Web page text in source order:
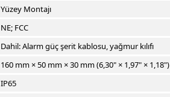
Yüzey Montajı
NE; FCC
Dahil: Alarm güç şerit kablosu, yağmur kılıfı
160 mm × 50 mm × 30 mm (6,30" × 1,97" × 1,18")
IP65